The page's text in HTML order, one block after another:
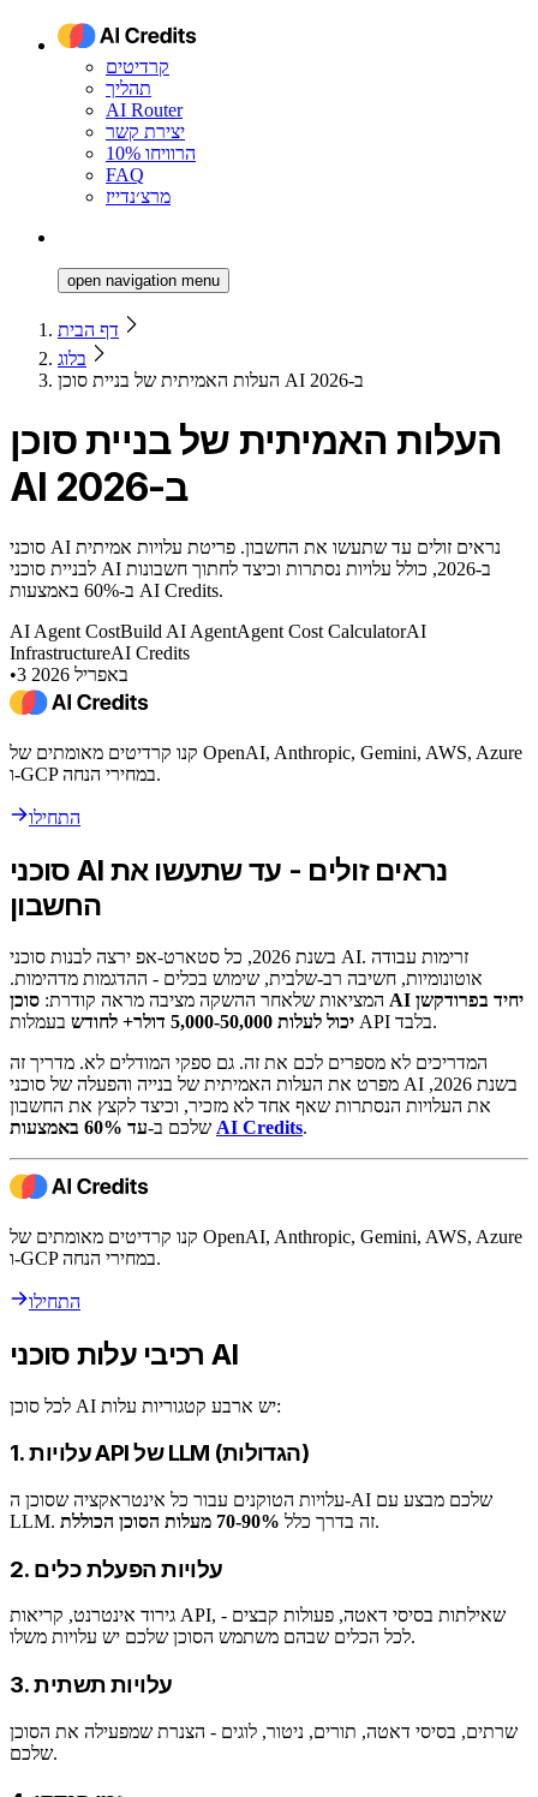
קרדיטים
תהליך
AI Router
יצירת קשר
הרוויחו 10%
FAQ
מרצ׳נדייז
open navigation menu
דף הבית
בלוג
העלות האמיתית של בניית סוכן AI ב-2026
העלות האמיתית של בניית סוכן
AI ב-2026
סוכני AI נראים זולים עד שתעשו את החשבון. פריטת עלויות אמיתית
לבניית סוכני AI ב-2026, כולל עלויות נסתרות וכיצד לחתוך חשבונות
ב-60% באמצעות AI Credits.
AI Agent CostBuild AI AgentAgent Cost CalculatorAI
InfrastructureAI Credits
•
3 באפריל 2026
קנו קרדיטים מאומתים של OpenAI, Anthropic, Gemini, AWS, Azure
ו-GCP במחירי הנחה.
התחילו
סוכני AI נראים זולים - עד שתעשו את
החשבון
בשנת 2026, כל סטארט-אפ ירצה לבנות סוכני AI. זרימות עבודה
אוטונומיות, חשיבה רב-שלבית, שימוש בכלים - ההדגמות מדהימות.
המציאות שלאחר ההשקה מציבה מראה קודרת: סוכן AI יחיד בפרודקשן
יכול לעלות 5,000-50,000 דולר+ לחודש
בעמלות API בלבד.
המדריכים לא מספרים לכם את זה. גם ספקי המודלים לא. מדריך זה
מפרט את העלות האמיתית של בנייה והפעלה של סוכני AI בשנת 2026,
את העלויות הנסתרות שאף אחד לא מזכיר, וכיצד לקצץ את החשבון
שלכם ב- AI Credits.
קנו קרדיטים מאומתים של OpenAI, Anthropic, Gemini, AWS, Azure
ו-GCP במחירי הנחה.
התחילו
רכיבי עלות סוכני AI
לכל סוכן AI יש ארבע קטגוריות עלות:
1. עלויות API של LLM (הגדולות)
עלויות הטוקנים עבור כל אינטראקציה שסוכן ה-AI שלכם מבצע עם
LLM. זה בדרך כלל 70-90% מעלות הסוכן הכוללת .
2. עלויות הפעלת כלים
גירוד אינטרנט, קריאות API, שאילתות בסיסי דאטה, פעולות קבצים -
לכל הכלים שבהם משתמש הסוכן שלכם יש עלויות משלו.
3. עלויות תשתית
שרתים, בסיסי דאטה, תורים, ניטור, לוגים - הצנרת שמפעילה את הסוכן
שלכם.